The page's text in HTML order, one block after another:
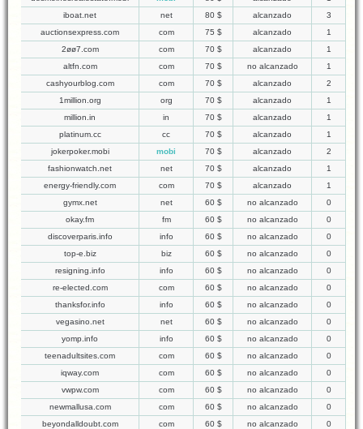
iboat.net
net 80 $ alcanzado
3
auctionsexpress.com
com 75 $ alcanzado
1
2øø7.com
com 70 $ alcanzado
1
altfn.com
com 70 $ no alcanzado
1
cashyourblog.com
com 70 $ alcanzado
2
1million.org
org 70 $ alcanzado
1
million.in
in 70 $ alcanzado
1
platinum.cc
cc 70 $ alcanzado
1
jokerpoker.mobi
mobi 70 $ alcanzado
2
fashionwatch.net
net 70 $ alcanzado
1
energy-friendly.com
com 70 $ alcanzado
1
gymx.net
net 60 $ no alcanzado
0
okay.fm
fm 60 $ no alcanzado
0
discoverparis.info
info 60 $ no alcanzado
0
top-e.biz
biz 60 $ no alcanzado
0
resigning.info
info 60 $ no alcanzado
0
re-elected.com
com 60 $ no alcanzado
0
thanksfor.info
info 60 $ no alcanzado
0
vegasino.net
net 60 $ no alcanzado
0
yomp.info
info 60 $ no alcanzado
0
teenadultsites.com
com 60 $ no alcanzado
0
iqway.com
com 60 $ no alcanzado
0
vwpw.com
com 60 $ no alcanzado
0
newmallusa.com
com 60 $ no alcanzado
0
beyondalldoubt.com
com 60 $ no alcanzado
0